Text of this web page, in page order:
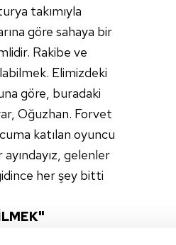
takımıyla
göre sahaya bir
Rakibe ve
Elimizdeki
göre, buradaki
Oğuzhan. Forvet
katılan oyuncu
gelenler
her şey bitti
sürekli oynattığım